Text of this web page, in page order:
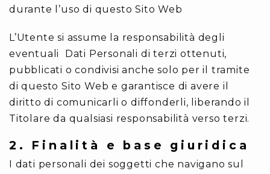
durante l’uso di questo Sito Web
L’Utente si assume la responsabilità degli
eventuali Dati Personali di terzi ottenuti,
pubblicati o condivisi anche solo per il tramite
di questo Sito Web e garantisce di avere il
diritto di comunicarli o diffonderli, liberando il
Titolare da qualsiasi responsabilità verso terzi.
2. Finalità e base giuridica
I dati personali dei soggetti che navigano sul